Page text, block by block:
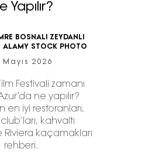
Yapılır?
BOSNALI ZEYDANLI
ALAMY STOCK PHOTO
Mayıs 2026
Festivali zamanı
ne yapılır?
en iyi restoranları,
kahvaltı
Riviera kaçamakları
rehberi.